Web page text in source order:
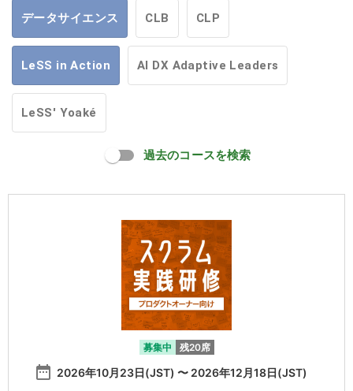
データサイエンス CLB CLP
LeSS in Action AI DX Adaptive Leaders
LeSS' Yoaké
過去のコースを検索
募集中 残20席
date_range 2026年10月23日(JST) 〜 2026年12月18日(JST)